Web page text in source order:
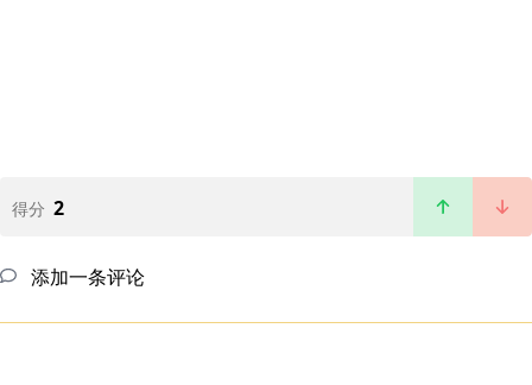
得分 2
添加一条评论